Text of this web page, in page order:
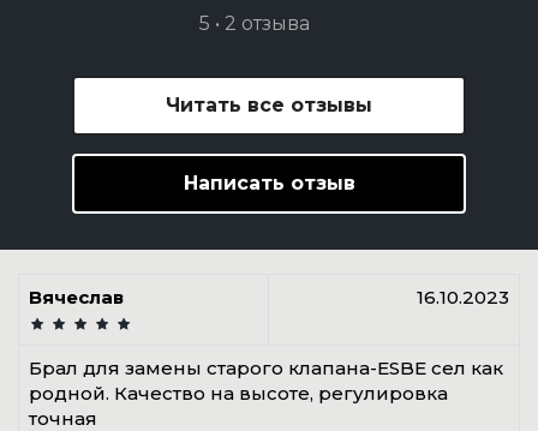
5 • 2 отзыва
Читать все отзывы
Написать отзыв
Вячеслав 16.10.2023
Брал для замены старого клапана-ESBE сел как
родной. Качество на высоте, регулировка
точная